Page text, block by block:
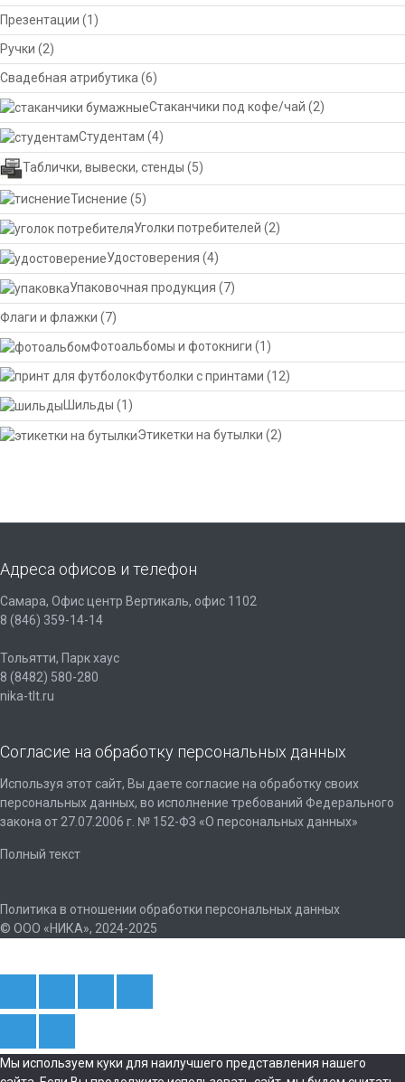
Презентации (1)
Ручки (2)
Свадебная атрибутика (6)
Стаканчики под кофе/чай (2)
Студентам (4)
Таблички, вывески, стенды (5)
Тиснение (5)
Уголки потребителей (2)
Удостоверения (4)
Упаковочная продукция (7)
Флаги и флажки (7)
Фотоальбомы и фотокниги (1)
Футболки с принтами (12)
Шильды (1)
Этикетки на бутылки (2)
Адреса офисов и телефон
Самара, Офис центр Вертикаль, офис 1102
8 (846) 359-14-14
Тольятти, Парк хаус
8 (8482) 580-280
nika-tlt.ru
Согласие на обработку персональных данных
Используя этот сайт, Вы даете согласие на обработку своих
персональных данных, во исполнение требований Федерального
закона от 27.07.2006 г. № 152-ФЗ «О персональных данных»
Полный текст
Политика в отношении обработки персональных данных
© ООО «НИКА», 2024-2025
Мы используем куки для наилучшего представления нашего